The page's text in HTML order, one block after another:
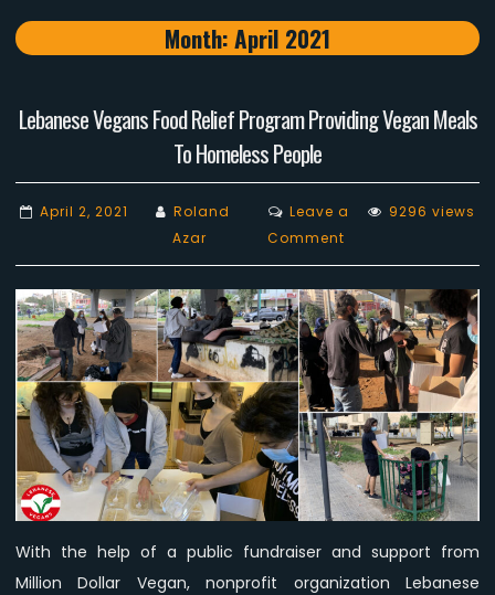
Month:April 2021
Lebanese Vegans Food Relief Program Providing Vegan Meals
To Homeless People
April 2, 2021
Roland
Azar
Leave a
Commenton
Lebanese
Vegans
Food
Relief
Program
Providing
Vegan
Meals
To
Homeless
9296 views
With the help of a public fundraiser and support from
Million Dollar Vegan, nonprofit organization Lebanese